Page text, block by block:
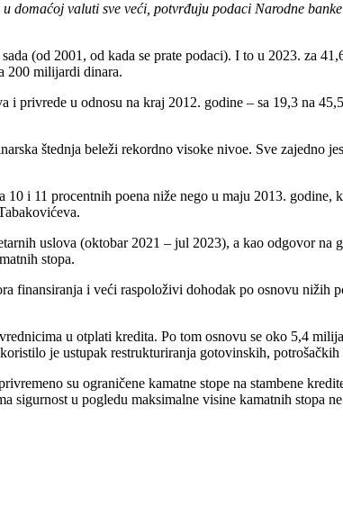
valuti sve veći, potvrđuju podaci Narodne
(od 2001, od kada se prate podaci). I to u 2023. za
200 milijardi dinara.
i privrede u odnosu na kraj 2012. godine – sa 19,3 na
štednja beleži rekordno visoke nivoe. Sve zajedno
i 11 procentnih poena niže nego u maju 2013.
uslova (oktobar 2021 – jul 2023), a kao odgovor
stopa.
finansiranja i veći raspoloživi dohodak po osnovu nižih
u otplati kredita. Po tom osnovu se oko 5,4
je ustupak restrukturiranja gotovinskih,
su ograničene kamatne stope na stambene
sigurnost u pogledu maksimalne visine kamatnih stopa